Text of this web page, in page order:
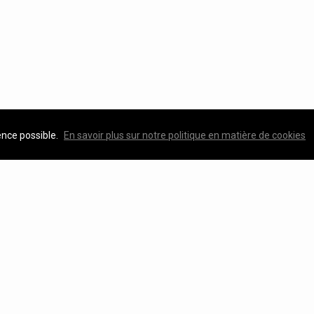
possible. En savoir plus sur notre politique en matière de cookies